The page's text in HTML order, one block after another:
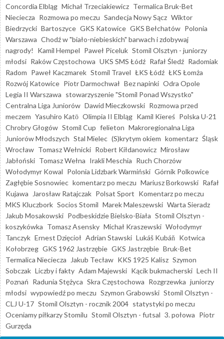
Concordia Elbląg Michał Trzeciakiewicz Termalica Bruk-Bet
Nieciecza Rozmowa po meczu Sandecja Nowy Sącz Wiktor
Biedrzycki Bartoszyce GKS Katowice GKS Bełchatów Polonia
Warszawa Chodź w "biało-niebieskich" barwach i zdobywaj
nagrody!
Kamil Hempel Paweł Piceluk Stomil Olsztyn - juniorzy
młodsi Raków Częstochowa UKS SMS Łódź Rafał Śledź Radomiak
Radom Paweł Kaczmarek Stomil Travel ŁKS Łódź ŁKS Łomża
Rozwój Katowice Piotr Darmochwał Bez napinki Odra Opole
Legia II Warszawa stowarzyszenie "Stomil Ponad Wszystko"
Centralna Liga Juniorów Dawid Mieczkowski Rozmowa przed
meczem Yasuhiro Katō Olimpia II Elbląg Kamil Kiereś Polska U-21
Chrobry Głogów Stomil Cup felieton Makroregionalna Liga
Juniorów Młodszych Stal Mielec (S)krytym okiem komentarz Śląsk
Wrocław Tomasz Wełnicki Robert Kiłdanowicz Mirosław
Jabłoński Tomasz Wełna Irakli Meschia Ruch Chorzów
Wołodymyr Kowal Polonia Lidzbark Warmiński Górnik Polkowice
Zagłębie Sosnowiec komentarz po meczu Mariusz Borkowski Rafał
Kujawa
Jarosław Ratajczak Polsat Sport Komentarz po meczu
MKS Kluczbork Socios Stomil Marek Maleszewski Warta Sieradz
Jakub Mosakowski Podbeskidzie Bielsko-Biała Stomil Olsztyn -
koszykówka Tomasz Asensky Michał Kraszewski Wołodymyr
Tanczyk Ernest Dzięcioł Adrian Stawski Lukáš Kubáň Kotwica
Kołobrzeg GKS 1962 Jastrzębie GKS Jastrzębie Bruk-Bet
Termalica Nieciecza
Jakub Tecław KKS 1925 Kalisz Szymon
Sobczak Liczby i fakty Adam Majewski Kącik bukmacherski Lech II
Poznań Radunia Stężyca Skra Częstochowa Rozgrzewka juniorzy
młodsi wypowiedź po meczu Szymon Grabowski Stomil Olsztyn -
CLJ U-17 Stomil Olsztyn - rocznik 2004 statystyki po meczu
Oceniamy piłkarzy Stomilu Stomil Olsztyn - futsal 3. połowa Piotr
Gurzęda